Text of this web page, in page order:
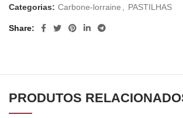
Categorias: Carbone-lorraine PASTILHAS
Share
PRODUTOS